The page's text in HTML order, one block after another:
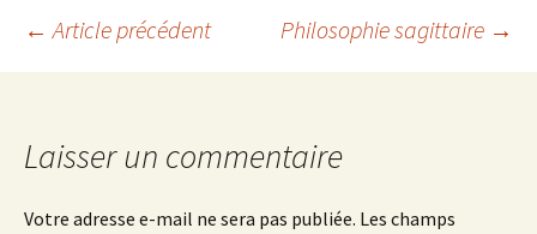
Navigation
articles
← Article précédent Philosophie sagittaire →
Laisser un commentaire
Votre adresse e-mail ne sera pas publiée. Les champs